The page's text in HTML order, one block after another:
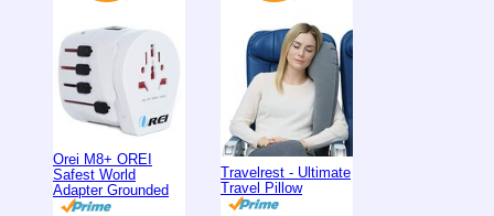
Orei M8+ OREI
Safest World
Adapter Grounded
Travelrest - Ultimate
Travel Pillow